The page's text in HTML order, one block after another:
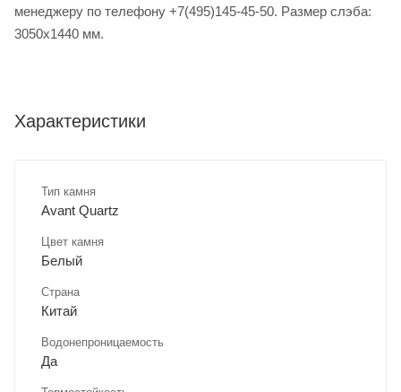
менеджеру по телефону +7(495)145-45-50. Размер слэба:
3050х1440 мм.
Характеристики
Тип камня
Avant Quartz
Цвет камня
Белый
Страна
Китай
Водонепроницаемость
Да